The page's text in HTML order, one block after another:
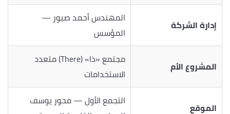
إدارة الشركة
المهندس أحمد صبور —
المؤسس
المشروع الأم
مجتمع «ذا» (There) متعدد
الاستخدامات
الموقع
التجمع الأول — محور يوسف